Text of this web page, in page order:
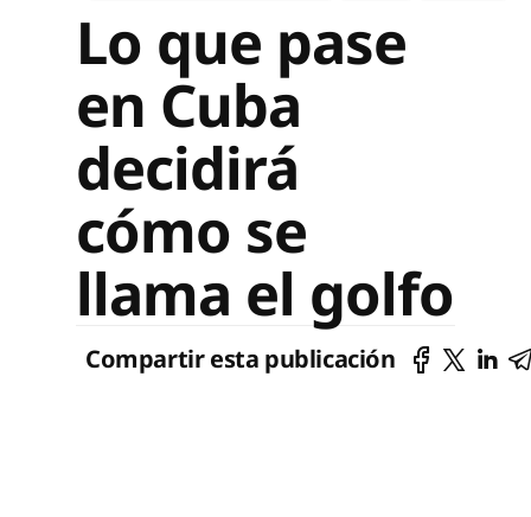
Lo que pase
en Cuba
decidirá
cómo se
llama el golfo
Compartir esta publicación